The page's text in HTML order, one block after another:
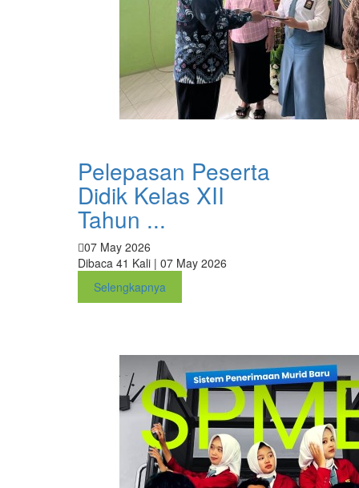
Pelepasan Peserta
Didik Kelas XII
Tahun ...
07 May 2026
Dibaca 41 Kali | 07 May 2026
Selengkapnya